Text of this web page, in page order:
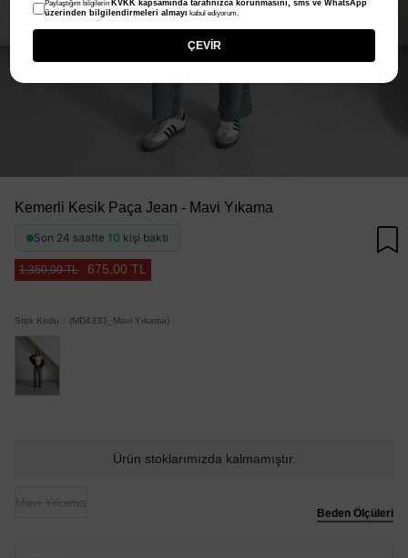
Kemerli Kesik Paça Jean - Mavi Yıkama
Son 24 saatte 10 kişi baktı
1.350,00 TL 675,00 TL
Stok Kodu (MD4333_Mavi Yıkama)
Ürün stoklarımızda kalmamıştır.
Beden Ölçüleri
Paylaştığım bilgilerin KVKK kapsamında tarafınızca korunmasını, sms ve WhatsApp
üzerinden bilgilendirmeleri almayı kabul ediyorum.
ÇEVİR